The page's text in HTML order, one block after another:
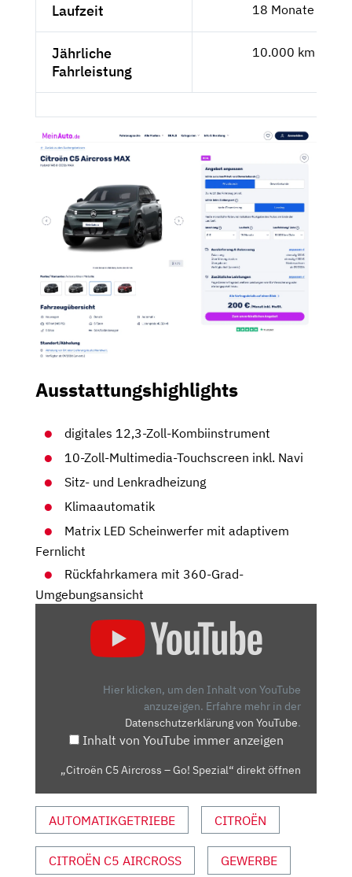
Laufzeit 18 Monate
Jährliche
Fahrleistung
10.000 km
Ausstattungshighlights
digitales 12,3-Zoll-Kombiinstrument
10-Zoll-Multimedia-Touchscreen inkl. Navi
Sitz- und Lenkradheizung
Klimaautomatik
Matrix LED Scheinwerfer mit adaptivem
Fernlicht
Rückfahrkamera mit 360-Grad-
Umgebungsansicht
AIRCROSS
YOUTUBE
ANZEIGEN
Hier klicken, um den Inhalt von YouTube
anzuzeigen. Erfahre mehr in der
Datenschutzerklärung von YouTube.
Inhalt von YouTube immer anzeigen
„Citroën C5 Aircross – Go! Spezial“ direkt öffnen
AUTOMATIKGETRIEBE CITROËN
CITROËN C5 AIRCROSS GEWERBE